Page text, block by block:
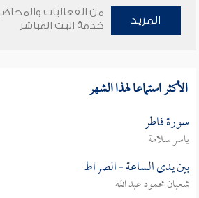
المزيد
من الفعاليات
خدمة البث المباشر
الأكثر استماعا لهذا الشهر
سورة فاطر
ياسر سلامة
بين يدى الساعة - الصراط
شعبان محمود عبد الله